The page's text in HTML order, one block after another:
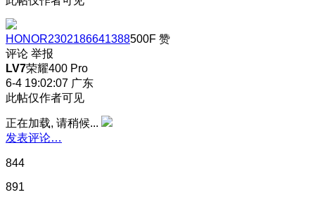
HONOR2302186641388500F 赞
评论 举报
LV7荣耀400 Pro
6-4 19:02:07 广东
此帖仅作者可见
正在加载, 请稍候...
发表评论…
844
891